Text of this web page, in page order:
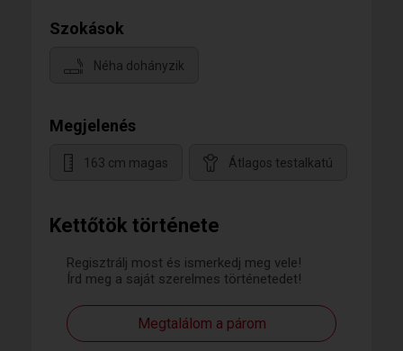
Kettőtök története
Regisztrálj most és ismerkedj meg vele!
Írd meg a saját szerelmes történetedet!
Megtalálom a párom
Szokások
Néha dohányzik
Megjelenés
163 cm magas Átlagos testalkatú